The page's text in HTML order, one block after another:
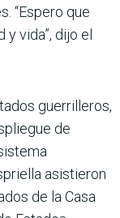
“Espero que
vida”, dijo el
guerrilleros,
de
asistieron
de la Casa